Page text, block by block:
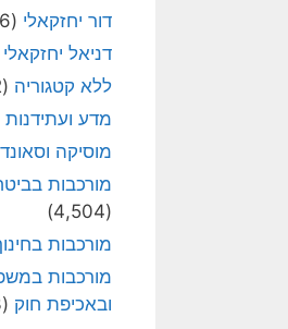
דור יחזקאלי (16)
דניאל יחזקאלי
ללא קטגוריה (162)
מדע ועתידנות
מוסיקה וסאונד
מורכבות
(4,504)
מורכבות
מורכבות
ובאכיפת חוק (2,103)